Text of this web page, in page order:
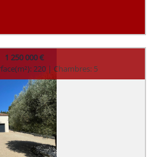
1 250 000 €
220 | Chambres: 5